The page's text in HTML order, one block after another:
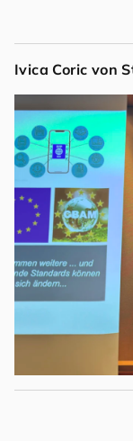
Ivica Coric von